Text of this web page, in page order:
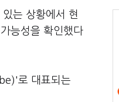
는 상황에서 현
능성을 확인했다
로 대표되는